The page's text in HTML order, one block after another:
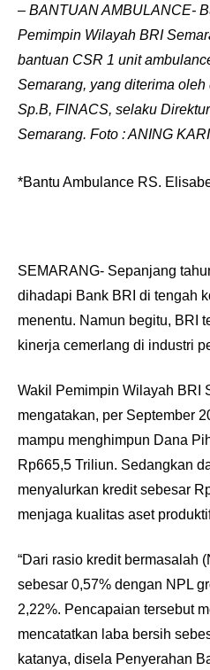
– BANTUAN AMBULANCE-
Pemimpin Wilayah BRI
bantuan CSR 1 unit
Semarang, yang diterima oleh
Sp.B, FINACS, selaku
Semarang. Foto : ANING
*Bantu Ambulance RS.
SEMARANG- Sepanjang
dihadapi Bank BRI di tengah
menentu. Namun begitu, BRI
kinerja cemerlang di industri
Wakil Pemimpin Wilayah BRI
mengatakan, per September
mampu menghimpun Dana
Rp665,5 Triliun. Sedangkan
menyalurkan kredit sebesar
menjaga kualitas aset
“Dari rasio kredit bermasalah
sebesar 0,57% dengan NPL
2,22%. Pencapaian tersebut
mencatatkan laba bersih
katanya, disela Penyerahan